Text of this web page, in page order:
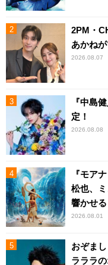
2PM・
あかね
2026.08.07
『中島
定！
2026.08.08
『モア
松也、
響かせる
2026.08.01
おぞま
ラララ